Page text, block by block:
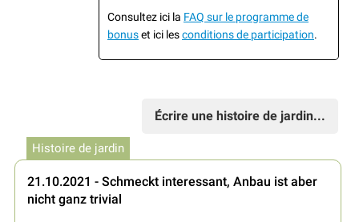
Consultez ici la FAQ sur le programme de
bonuset ici lesconditions de participation.
Écrire une histoire de jardin...
Histoire de jardin
21.10.2021 - Schmeckt interessant, Anbau ist aber
nicht ganz trivial